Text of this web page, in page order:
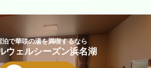
泊で華咲の湯を満喫するなら
ウェルシーズン浜名湖